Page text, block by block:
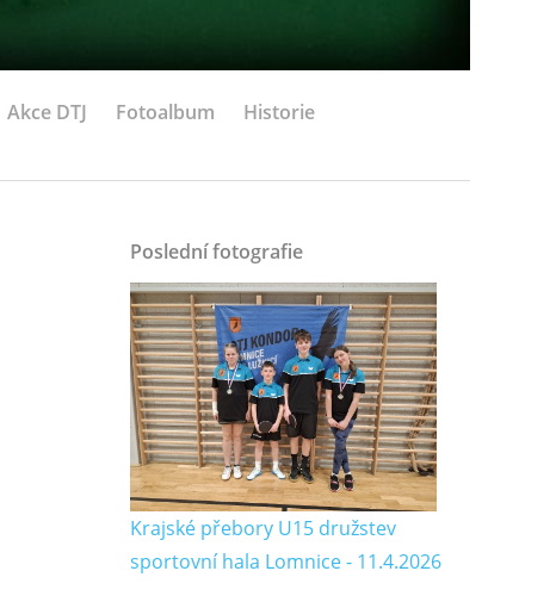
Akce DTJ Fotoalbum Historie
Poslední fotografie
Krajské přebory U15 družstev
sportovní hala Lomnice - 11.4.2026